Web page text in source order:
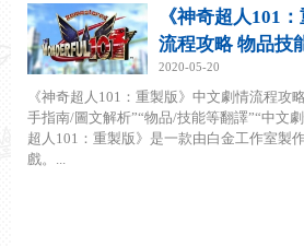
《神奇超人101
流程攻略 物品技
2020-05-20
《神奇超人101：重製版》中文劇情流程攻
手指南/圖文解析”“物品/技能等翻譯”“中文
超人101：重製版》是一款由白金工作室製
戲。...